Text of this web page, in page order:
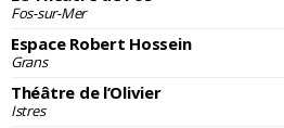
Fos-sur-Mer
Espace Robert Hossein
Grans
Théâtre de l’Olivier
Istres